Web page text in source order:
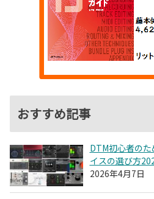
おすすめ記事
DTM初心者の
イスの選び方
2026年4月7日